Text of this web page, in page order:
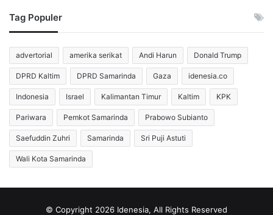
Tag Populer
advertorial amerika serikat Andi Harun Donald Trump
DPRD Kaltim DPRD Samarinda Gaza idenesia.co
Indonesia Israel Kalimantan Timur Kaltim KPK
Pariwara Pemkot Samarinda Prabowo Subianto
Saefuddin Zuhri Samarinda Sri Puji Astuti
Wali Kota Samarinda
© Copyright 2026 Idenesia, All Rights Reserved